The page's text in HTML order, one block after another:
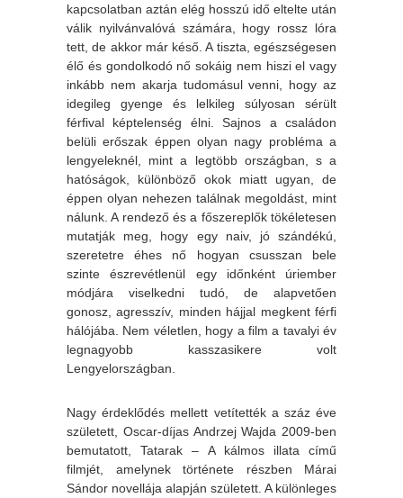
kapcsolatban aztán elég hosszú idő eltelte után
válik nyilvánvalóvá számára, hogy rossz lóra
tett, de akkor már késő. A tiszta, egészségesen
élő és gondolkodó nő sokáig nem hiszi el vagy
inkább nem akarja tudomásul venni, hogy az
idegileg gyenge és lelkileg súlyosan sérült
férfival képtelenség élni. Sajnos a családon
belüli erőszak éppen olyan nagy probléma a
lengyeleknél, mint a legtöbb országban, s a
hatóságok, különböző okok miatt ugyan, de
éppen olyan nehezen találnak megoldást, mint
nálunk. A rendező és a főszereplők tökéletesen
mutatják meg, hogy egy naiv, jó szándékú,
szeretetre éhes nő hogyan csusszan bele
szinte észrevétlenül egy időnként úriember
módjára viselkedni tudó, de alapvetően
gonosz, agresszív, minden hájjal megkent férfi
hálójába. Nem véletlen, hogy a film a tavalyi év
legnagyobb kasszasikere volt
Lengyelországban.
Nagy érdeklődés mellett vetítették a száz éve
született, Oscar-díjas Andrzej Wajda 2009-ben
bemutatott, Tatarak – A kálmos illata című
filmjét, amelynek története részben Márai
Sándor novellája alapján született. A különleges